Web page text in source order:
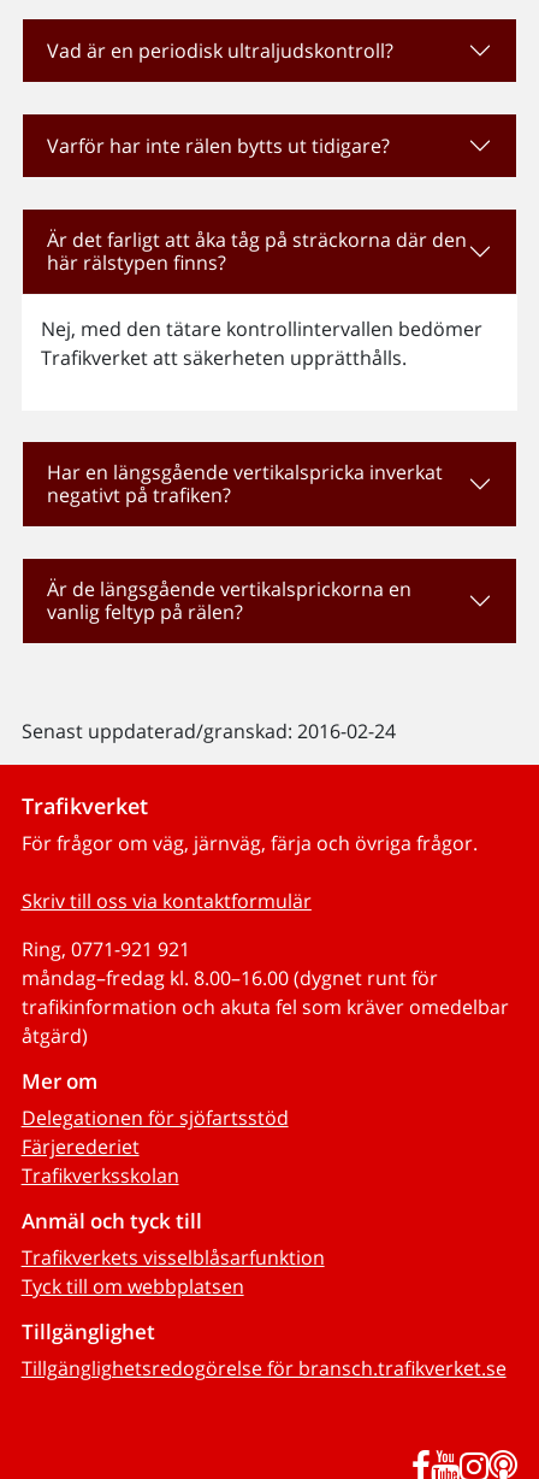
Vad är en periodisk ultraljudskontroll?
Varför har inte rälen bytts ut tidigare?
Är det farligt att åka tåg på sträckorna där den
här rälstypen finns?
Nej, med den tätare kontrollintervallen bedömer
Trafikverket att säkerheten upprätthålls.
Har en längsgående vertikalspricka inverkat
negativt på trafiken?
Är de längsgående vertikalsprickorna en
vanlig feltyp på rälen?
Senast uppdaterad/granskad: 2016-02-24
Trafikverket
För frågor om väg, järnväg, färja och övriga frågor.
Skriv till oss via kontaktformulär
Ring, 0771-921 921
måndag–fredag kl. 8.00–16.00 (dygnet runt för
trafikinformation och akuta fel som kräver omedelbar
åtgärd)
Mer om
Delegationen för sjöfartsstöd
Färjerederiet
Trafikverksskolan
Anmäl och tyck till
Trafikverkets visselblåsarfunktion
Tyck till om webbplatsen
Tillgänglighet
Tillgänglighetsredogörelse för bransch.trafikverket.se
Facebook
YouTube